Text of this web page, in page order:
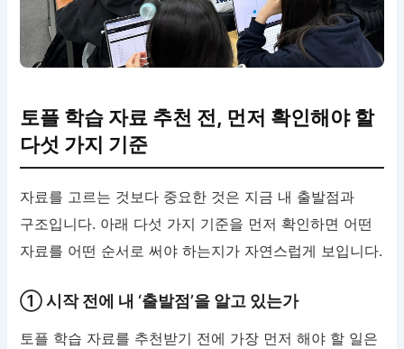
토플 학습 자료 추천 전, 먼저 확인해야 할
다섯 가지 기준
자료를 고르는 것보다 중요한 것은 지금 내 출발점과
구조입니다. 아래 다섯 가지 기준을 먼저 확인하면 어떤
자료를 어떤 순서로 써야 하는지가 자연스럽게 보입니다.
① 시작 전에 내 ‘출발점’을 알고 있는가
토플 학습 자료를 추천받기 전에 가장 먼저 해야 할 일은